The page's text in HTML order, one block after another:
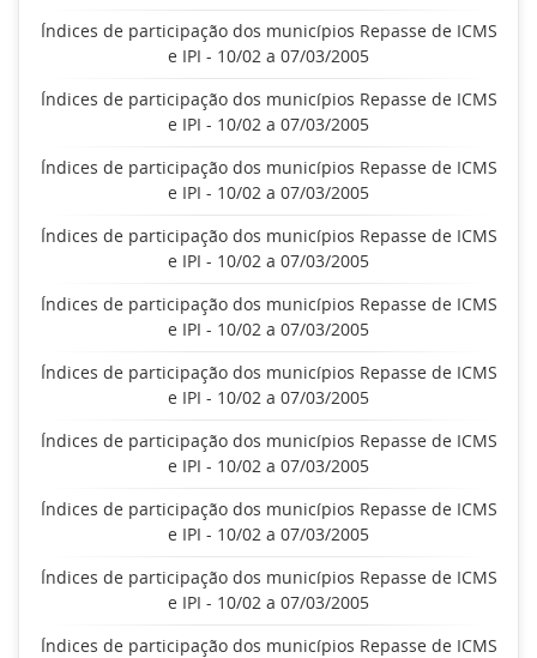
Índices de participação dos municípios Repasse de ICMS
e IPI - 10/02 a 07/03/2005
Índices de participação dos municípios Repasse de ICMS
e IPI - 10/02 a 07/03/2005
Índices de participação dos municípios Repasse de ICMS
e IPI - 10/02 a 07/03/2005
Índices de participação dos municípios Repasse de ICMS
e IPI - 10/02 a 07/03/2005
Índices de participação dos municípios Repasse de ICMS
e IPI - 10/02 a 07/03/2005
Índices de participação dos municípios Repasse de ICMS
e IPI - 10/02 a 07/03/2005
Índices de participação dos municípios Repasse de ICMS
e IPI - 10/02 a 07/03/2005
Índices de participação dos municípios Repasse de ICMS
e IPI - 10/02 a 07/03/2005
Índices de participação dos municípios Repasse de ICMS
e IPI - 10/02 a 07/03/2005
Índices de participação dos municípios Repasse de ICMS